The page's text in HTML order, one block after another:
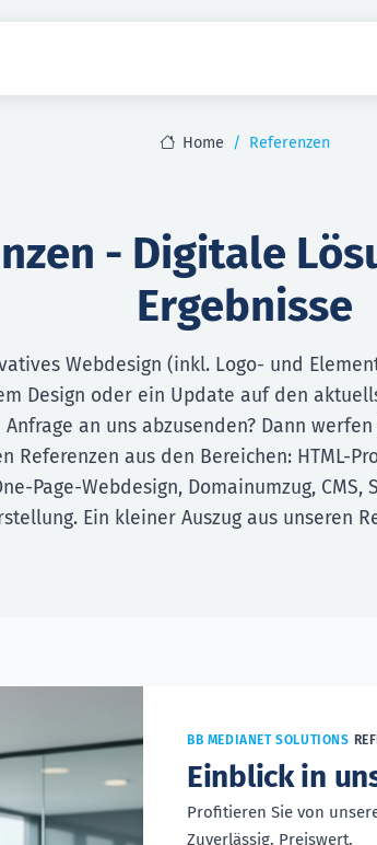
Home Referenzen
- Digitale
Ergebnisse
Webdesign (inkl. Logo- und
Design oder ein Update auf den
an uns abzusenden? Dann
Referenzen aus den Bereichen: HTML-
Page-Webdesign, Domainumzug,
Ein kleiner Auszug aus unseren
BB MEDIANET SOLUTIONS
Einblick in
Profitieren Sie von
Zuverlässig. Preiswert.